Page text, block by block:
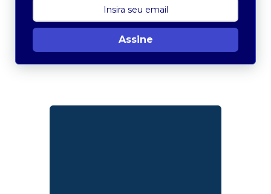
Assine